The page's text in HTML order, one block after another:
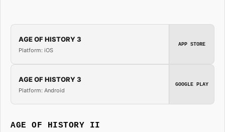
AGE OF HISTORY 3
Platform: iOS
APP STORE
AGE OF HISTORY 3
Platform: Android
GOOGLE PLAY
AGE OF HISTORY II